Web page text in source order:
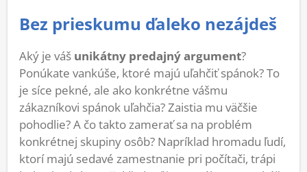
Bez prieskumu ďaleko nezájdeš
Aký je váš unikátny predajný argument?
Ponúkate vankúše, ktoré majú uľahčiť spánok? To
je síce pekné, ale ako konkrétne vášmu
zákazníkovi spánok uľahčia? Zaistia mu väčšie
pohodlie? A čo takto zamerať sa na problém
konkrétnej skupiny osôb? Napríklad hromadu ľudí,
ktorí majú sedavé zamestnanie pri počítači, trápi